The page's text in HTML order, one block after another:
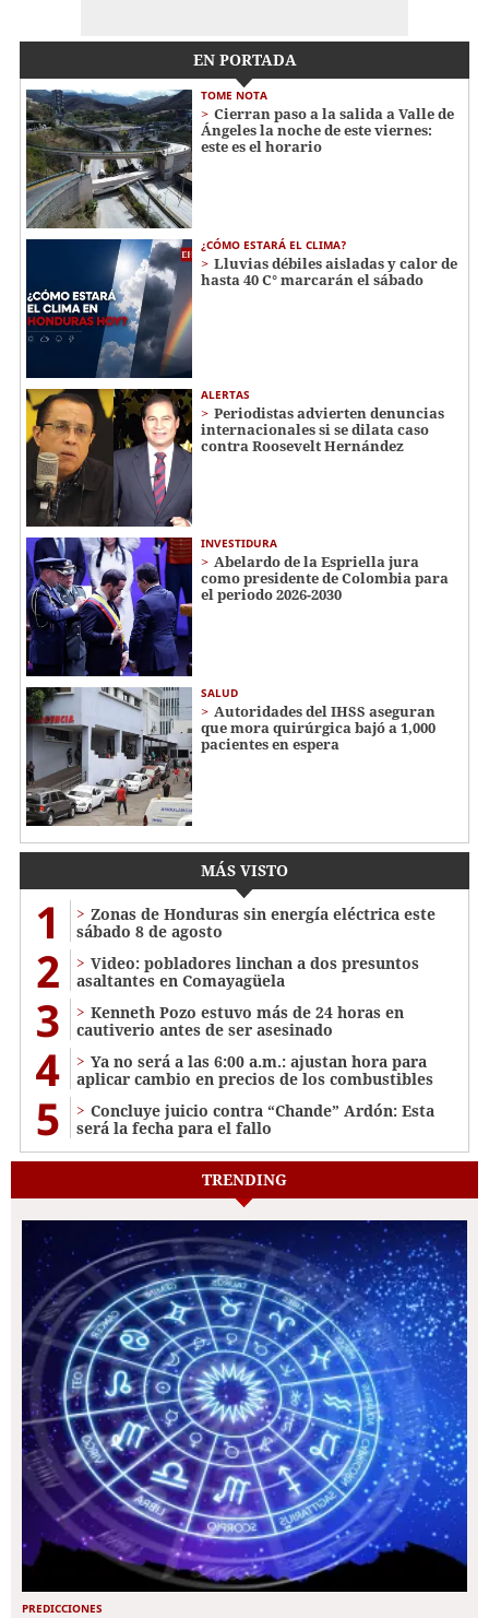
EN PORTADA
TOME NOTA
Cierran paso a la salida a Valle de
Ángeles la noche de este viernes:
este es el horario
¿CÓMO ESTARÁ EL CLIMA?
Lluvias débiles aisladas y calor de
hasta 40 C° marcarán el sábado
ALERTAS
Periodistas advierten denuncias
internacionales si se dilata caso
contra Roosevelt Hernández
INVESTIDURA
Abelardo de la Espriella jura
como presidente de Colombia para
el periodo 2026-2030
SALUD
Autoridades del IHSS aseguran
que mora quirúrgica bajó a 1,000
pacientes en espera
MÁS VISTO
1
Zonas de Honduras sin energía eléctrica este
sábado 8 de agosto
2
Video: pobladores linchan a dos presuntos
asaltantes en Comayagüela
3
Kenneth Pozo estuvo más de 24 horas en
cautiverio antes de ser asesinado
4
Ya no será a las 6:00 a.m.: ajustan hora para
aplicar cambio en precios de los combustibles
5
Concluye juicio contra “Chande” Ardón: Esta
será la fecha para el fallo
TRENDING
PREDICCIONES